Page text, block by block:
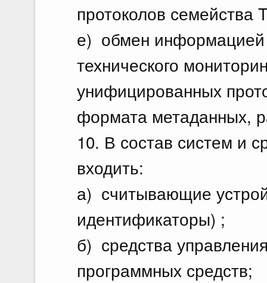
протоколов семейства
е) обмен информацией
технического
унифицированных
формата метаданных,
10. В состав систем и
входить:
а) считывающие
идентификаторы) ;
б) средства
программных средств;